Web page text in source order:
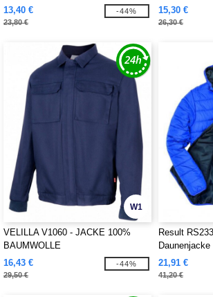
13,40 €
23,80 €
-44%
15,30 €
26,30 €
W1
VELILLA V1060 - JACKE 100%
BAUMWOLLE
16,43 €
29,50 €
-44%
Result
Daunenjacke
21,91 €
41,20 €